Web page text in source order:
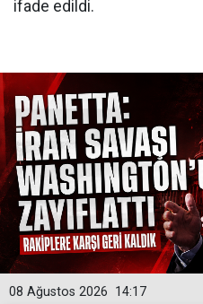
ifade edildi.
14:17
08 Ağustos 2026